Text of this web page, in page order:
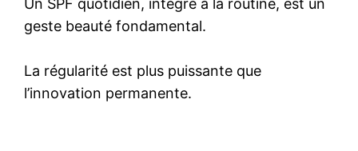
Un SPF quotidien, intégré à la routine, est un
geste beauté fondamental.
La régularité est plus puissante que
l’innovation permanente.